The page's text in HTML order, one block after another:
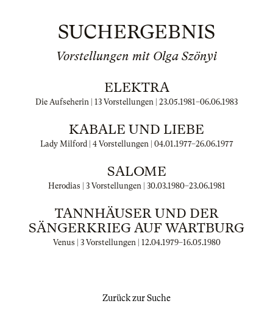
SUCHERGEBNIS
Vorstellungen mit Olga Szönyi
ELEKTRA
Die Aufseherin | 13 Vorstellungen | 23.05.1981–06.06.1983
KABALE UND LIEBE
Lady Milford | 4 Vorstellungen | 04.01.1977–26.06.1977
SALOME
Herodias | 3 Vorstellungen | 30.03.1980–23.06.1981
TANNHÄUSER UND DER
SÄNGERKRIEG AUF WARTBURG
Venus | 3 Vorstellungen | 12.04.1979–16.05.1980
Zurück zur Suche